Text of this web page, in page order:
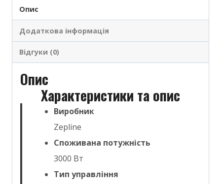
Опис
Додаткова інформація
Відгуки (0)
Опис
Характеристики та опис
Виробник
Zepline
Споживана потужність
3000 Вт
Тип управління